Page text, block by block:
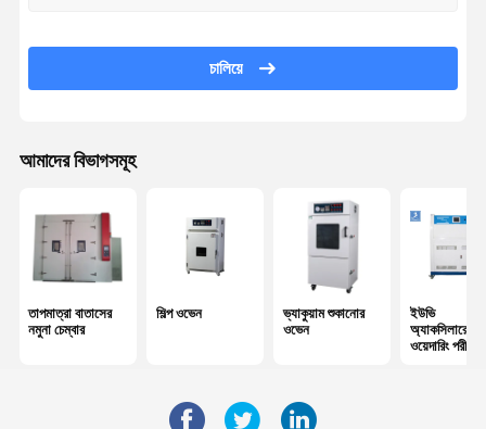
চালিয়ে
আমাদের বিভাগসমূহ
তাপমাত্রা বাতাসের
নমুনা চেম্বার
শিল্প ওভেন
ভ্যাকুয়াম শুকানোর
ওভেন
ইউভি
অ্যাকসিলারেটেড
ওয়েদারিং পরীক্ষক